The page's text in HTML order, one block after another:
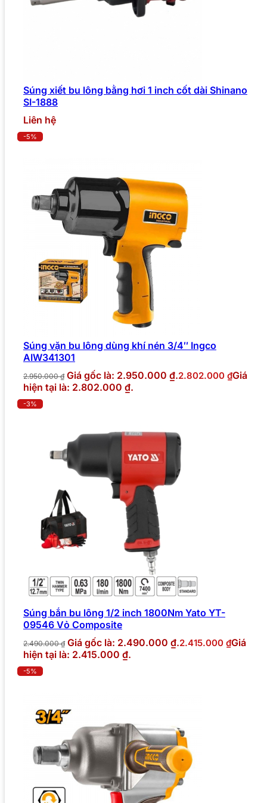
Súng xiết bu lông bằng hơi 1 inch cốt dài Shinano
SI-1888
Liên hệ
-5%
Súng vặn bu lông dùng khí nén 3/4″ Ingco
AIW341301
2.950.000₫ Giá gốc là: 2.950.000 ₫.2.802.000 ₫Giá
hiện tại là: 2.802.000 ₫.
-3%
Súng bắn bu lông 1/2 inch 1800Nm Yato YT-
09546 Vỏ Composite
2.490.000₫ Giá gốc là: 2.490.000 ₫.2.415.000 ₫Giá
hiện tại là: 2.415.000 ₫.
-5%